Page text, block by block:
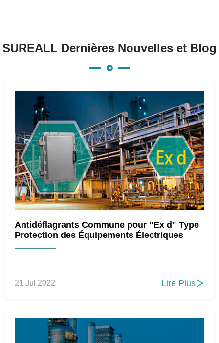
SUREALL Dernières Nouvelles et Blog
Antidéflagrants Commune pour "Ex d" Type
Protection des Équipements Électriques
21 Jul 2022 Lire Plus 